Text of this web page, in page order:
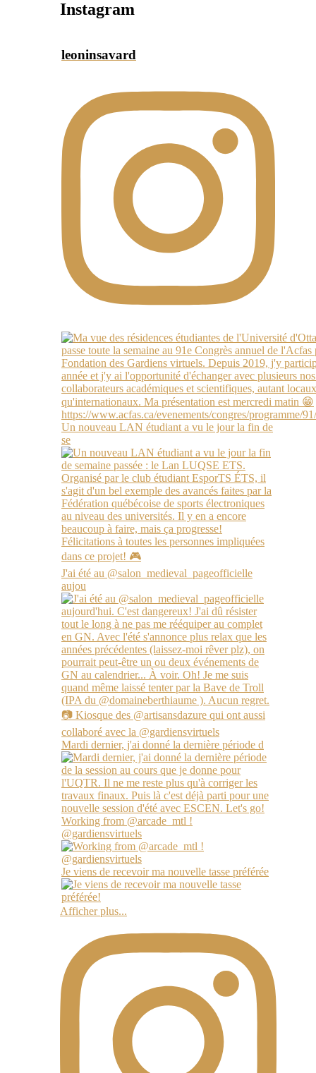
Instagram
leoninsavard
Un nouveau LAN étudiant a vu le jour la fin de
se
J'ai été au @salon_medieval_pageofficielle
aujou
Mardi dernier, j'ai donné la dernière période d
Working from @arcade_mtl !
@gardiensvirtuels
Je viens de recevoir ma nouvelle tasse préférée
Afficher plus...